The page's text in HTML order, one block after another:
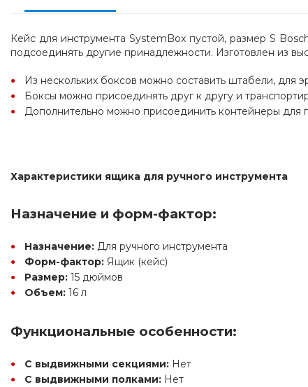
Кейс для инструмента SystemBox пустой, размер S
подсоединять другие принадлежности. Изготовлен из
Из нескольких боксов можно составить штабели, для
Боксы можно присоединять друг к другу и
Дополнительно можно присоединить контейнеры
Характеристики ящика для ручного инструмента
Назначение и форм-фактор:
Назначение: Для ручного инструмента
Форм-фактор: Ящик (кейс)
Размер: 15 дюймов
Объем: 16 л
Функциональные особенности:
С выдвижными секциями: Нет
С выдвижными полками: Нет